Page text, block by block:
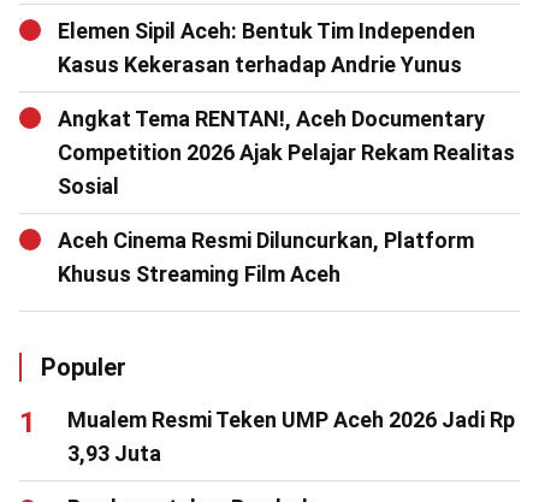
Elemen Sipil Aceh: Bentuk Tim Independen
Kasus Kekerasan terhadap Andrie Yunus
Angkat Tema RENTAN!, Aceh Documentary
Competition 2026 Ajak Pelajar Rekam Realitas
Sosial
Aceh Cinema Resmi Diluncurkan, Platform
Khusus Streaming Film Aceh
Populer
Mualem Resmi Teken UMP Aceh 2026 Jadi Rp
3,93 Juta